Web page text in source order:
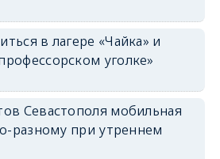
в лагере «Чайка» и
уголке»
Севастополя мобильная
разному при утреннем